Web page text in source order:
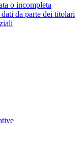
o incompleta
da parte dei titolari